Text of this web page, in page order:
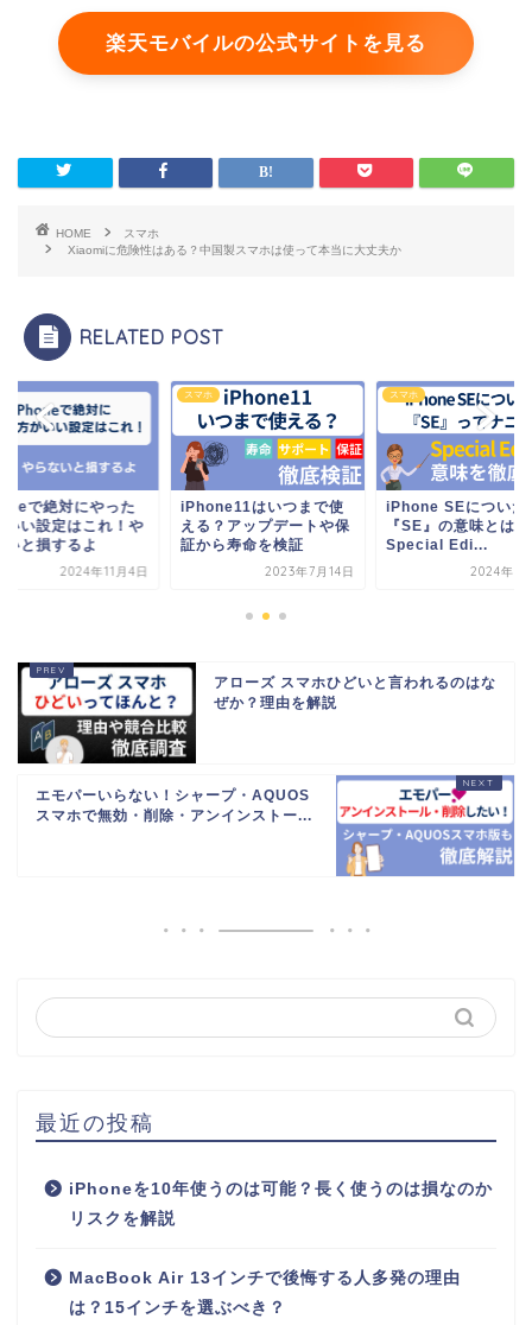
楽天モバイルの公式サイトを見る
HOME
スマホ
Xiaomiに危険性はある？中国製スマホは使って本当に大丈夫か
RELATED POST
で絶対にやった
いい設定はこれ！や
いと損するよ
2024年11月4日
スマホ
iPhone11はいつまで使
える？アップデートや保
証から寿命を検証
2023年7月14日
スマホ
iPhone SEについた
『SE』の意味とは
Special Edi...
2024年5
アローズ スマホひどいと言われるのはな
ぜか？理由を解説
エモパーいらない！シャープ・AQUOS
スマホで無効・削除・アンインストー...
最近の投稿
iPhoneを10年使うのは可能？長く使うのは損なのか
リスクを解説
MacBook Air 13インチで後悔する人多発の理由
は？15インチを選ぶべき？